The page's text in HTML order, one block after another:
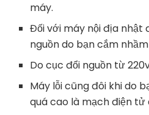
máy.
Đối với máy nội địa nhật
nguồn do bạn cắm
Do cục đổi nguồn từ
Máy lỗi cũng đôi khi do
quá cao là mạch điện